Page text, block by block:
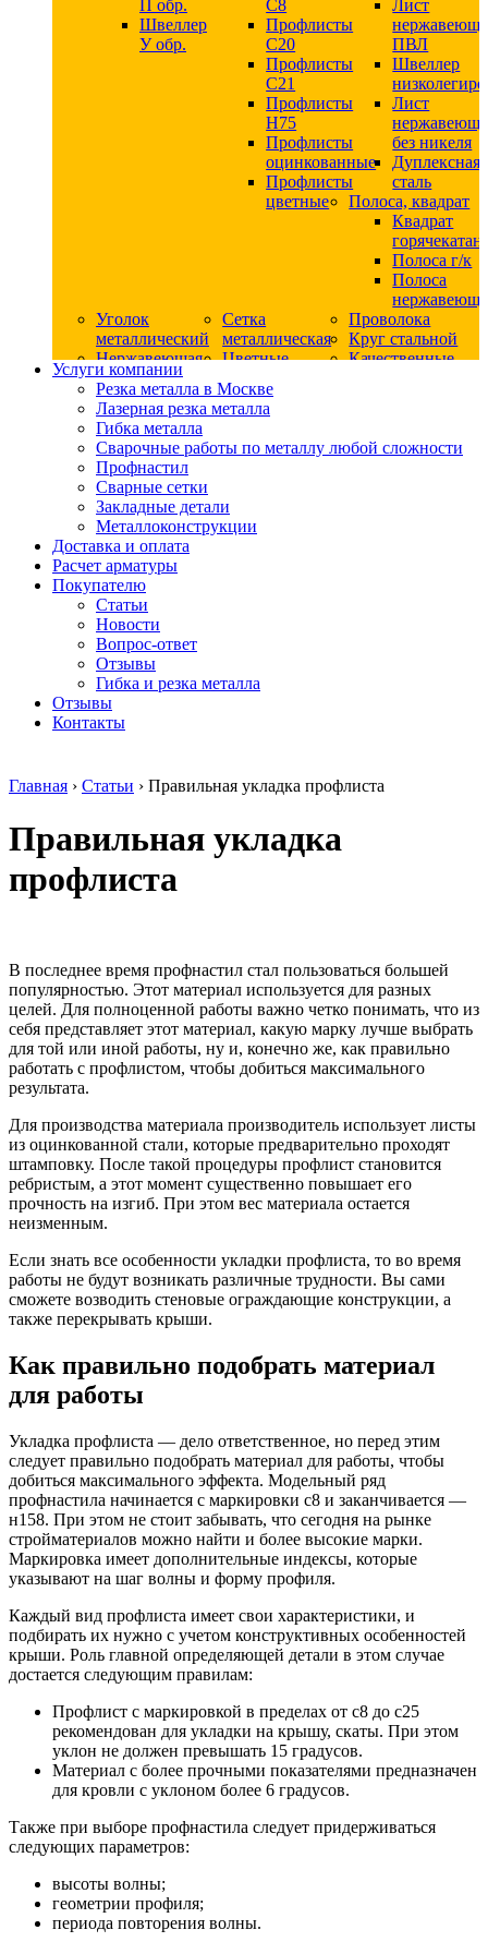
П обр.
Швеллер
У обр.
С8
Профлисты
С20
Профлисты
C21
Профлисты
Н75
Профлисты
оцинкованные
Профлисты
цветные
Лист
ПВЛ
Швеллер
Лист
без никеля
Дуплексная
сталь
Полоса, квадрат
Квадрат
Полоса г/к
Полоса
Уголок
металлический
Сетка
металлическая
Проволока
Круг стальной
Нержавеющая
сталь
Квадрат
нержавеющий
никельсодержащий
Круг
нержавеющий
безникелевый
жаропрочный
Круг
нержавеющий
никельсодержащий
Шестигранник
нержавеющий
никельсодержащий
Шестигранник
нержавеющий
безникелевый
Трубы
AISI
Трубы
квадратные
Трубы
нержавеющие
электросварные
AISI
Трубы
Трубы
нержавеющие
бесшовные
Цветные
Шестигранник
дюралевый
дюралевый
Общестроительный
Плита
алюминиевый
Труба
алюминиевая
Уголок
алюминиевый
Фольга
алюминиевая
Швеллер
алюминиевый
Шина
алюминиевая
Квадрат
латунный
Круг
Лента
латунная
Труба
латунная
Шина
медная
Круг
медный
(пруток)
Лента
Лист
медный
Труба
бронзовый
(пруток)
Олово,
cвинец,
цинк,
Качественные
PP-R
Фланцы
стальные
Заглушки
стальные
Тройники
стальные
Крепеж
шуруп-
шпилька
Опоры
и
Задвижки
Ванны и
Фитинги
резьбовые
латунные
Фитинги
резьбовые
резьбовые
чугунные
Хомуты
БУ металл
БУ трубы
Хомуты
стальные
Услуги компании
Резка металла в Москве
Лазерная резка металла
Гибка металла
Сварочные работы по металлу любой сложности
Профнастил
Сварные сетки
Закладные детали
Металлоконструкции
Доставка и оплата
Расчет арматуры
Покупателю
Статьи
Новости
Вопрос-ответ
Отзывы
Гибка и резка металла
Отзывы
Контакты
Главная › Статьи › Правильная укладка профлиста
Правильная укладка
профлиста
В последнее время профнастил стал пользоваться большей
популярностью. Этот материал используется для разных
целей. Для полноценной работы важно четко понимать, что из
себя представляет этот материал, какую марку лучше выбрать
для той или иной работы, ну и, конечно же, как правильно
работать с профлистом, чтобы добиться максимального
результата.
Для производства материала производитель использует листы
из оцинкованной стали, которые предварительно проходят
штамповку. После такой процедуры профлист становится
ребристым, а этот момент существенно повышает его
прочность на изгиб. При этом вес материала остается
неизменным.
Если знать все особенности укладки профлиста, то во время
работы не будут возникать различные трудности. Вы сами
сможете возводить стеновые ограждающие конструкции, а
также перекрывать крыши.
Как правильно подобрать материал
для работы
Укладка профлиста — дело ответственное, но перед этим
следует правильно подобрать материал для работы, чтобы
добиться максимального эффекта. Модельный ряд
профнастила начинается с маркировки с8 и заканчивается —
н158. При этом не стоит забывать, что сегодня на рынке
стройматериалов можно найти и более высокие марки.
Маркировка имеет дополнительные индексы, которые
указывают на шаг волны и форму профиля.
Каждый вид профлиста имеет свои характеристики, и
подбирать их нужно с учетом конструктивных особенностей
крыши. Роль главной определяющей детали в этом случае
достается следующим правилам:
Профлист с маркировкой в пределах от с8 до с25
рекомендован для укладки на крышу, скаты. При этом
уклон не должен превышать 15 градусов.
Материал с более прочными показателями предназначен
для кровли с уклоном более 6 градусов.
Также при выборе профнастила следует придерживаться
следующих параметров:
высоты волны;
геометрии профиля;
периода повторения волны.